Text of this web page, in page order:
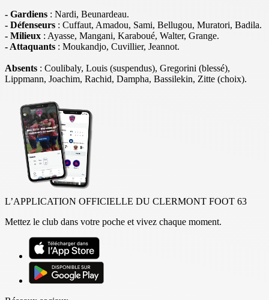
- Gardiens : Nardi, Beunardeau.
- Défenseurs : Cuffaut, Amadou, Sami, Bellugou, Muratori, Badila.
- Milieux : Ayasse, Mangani, Karaboué, Walter, Grange.
- Attaquants : Moukandjo, Cuvillier, Jeannot.
Absents : Coulibaly, Louis (suspendus), Gregorini (blessé),
Lippmann, Joachim, Rachid, Dampha, Bassilekin, Zitte (choix).
L’APPLICATION OFFICIELLE DU CLERMONT FOOT 63
Mettez le club dans votre poche et vivez chaque moment.